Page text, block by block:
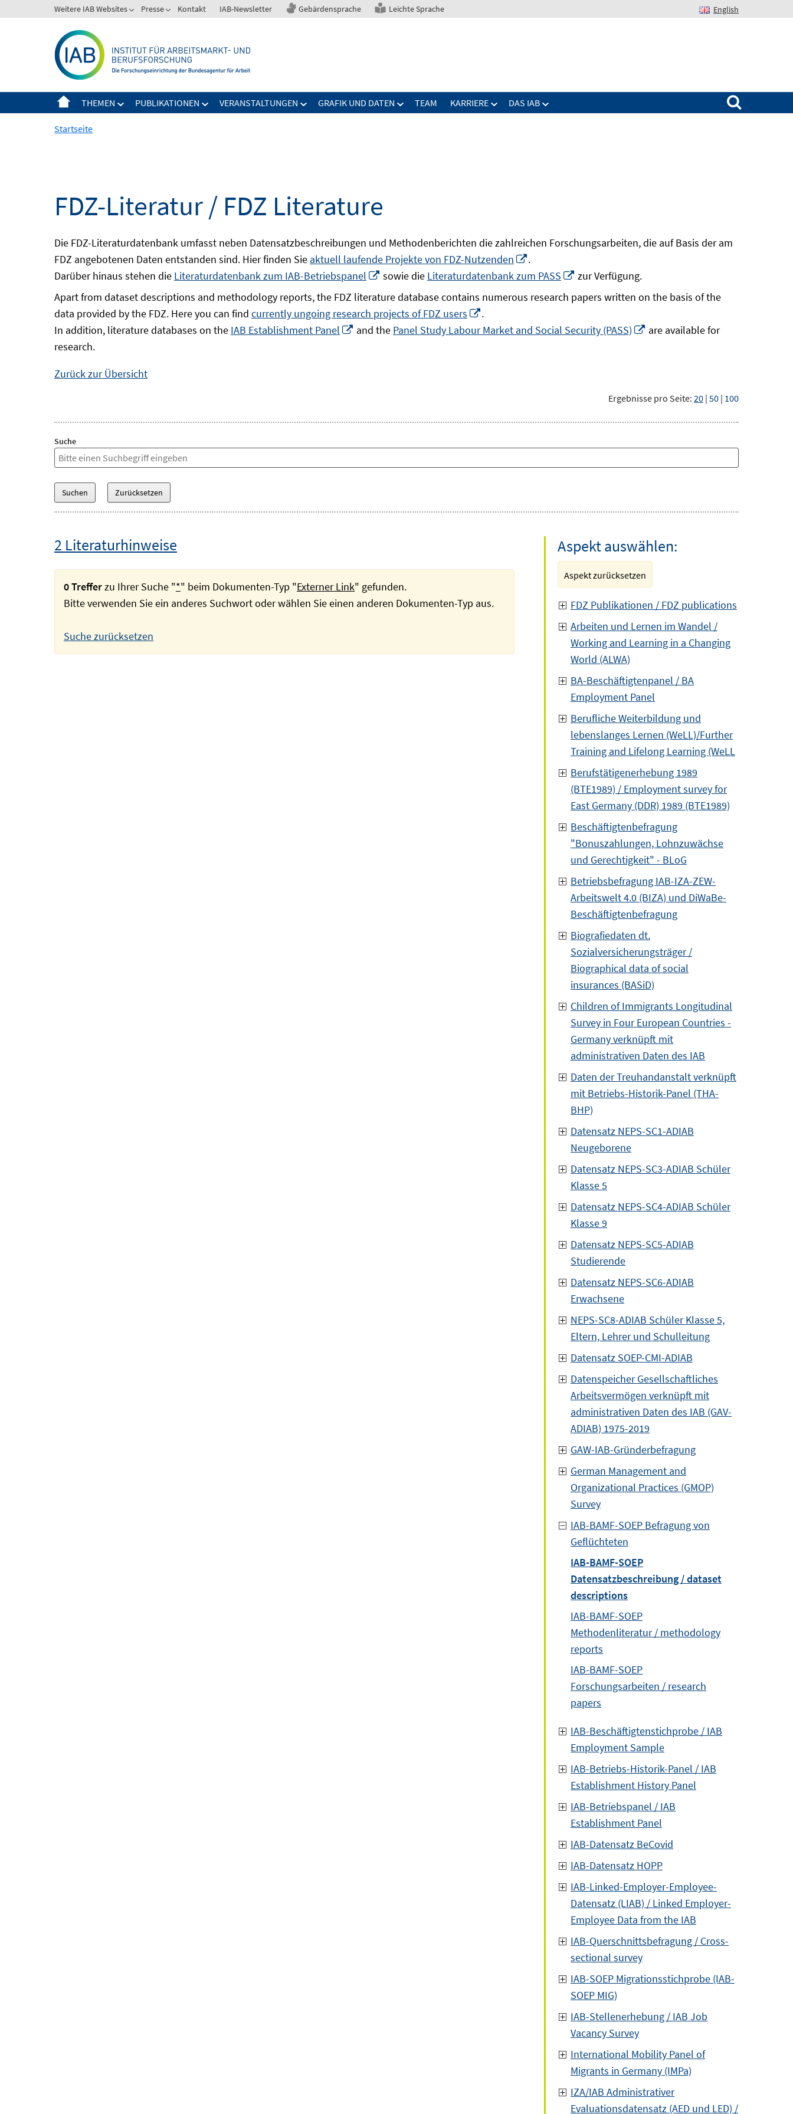
zum
Weitere IAB Websites Presse Kontakt IAB-Newsletter Gebärdensprache Leichte Sprache English
THEMEN PUBLIKATIONEN VERANSTALTUNGEN GRAFIK UND DATEN TEAM KARRIERE DAS IAB
Suchen nach:
Startseite
FDZ-Literatur / FDZ Literature
Die FDZ-Literaturdatenbank umfasst neben Datensatzbeschreibungen und Methodenberichten die zahlreichen Forschungsarbeiten, die auf Basis der am
FDZ angebotenen Daten entstanden sind. Hier finden Sie aktuell laufende Projekte von FDZ-Nutzenden
In
neuem
.
Darüber hinaus stehen die Literaturdatenbank zum IAB-Betriebspanel
In
neuem
Fenster
öffnen
sowie die Literaturdatenbank zum PASS
In
öffnen
zur Verfügung.
Apart from dataset descriptions and methodology reports, the FDZ literature database contains numerous research papers written on the basis of the
data provided by the FDZ. Here you can find currently ungoing research projects of FDZ users
In
neuem
.
In addition, literature databases on the IAB Establishment Panel
In
and the Panel Study Labour Market and Social Security (PASS)
In
are available for
research.
Zurück zur Übersicht
Ergebnisse pro Seite: 20 | 50 | 100
Suche
2 Literaturhinweise
0 Trefferzu Ihrer Suche "*" beim Dokumenten-Typ "Externer Link" gefunden.
Bitte verwenden Sie ein anderes Suchwort oder wählen Sie einen anderen Dokumenten-Typ aus.
Suche zurücksetzen
Aspekt auswählen:
Aspekt zurücksetzen
FDZ Publikationen / FDZ publications
Arbeiten und Lernen im Wandel /
Working and Learning in a Changing
World (ALWA)
BA-Beschäftigtenpanel / BA
Employment Panel
Berufliche Weiterbildung und
lebenslanges Lernen (WeLL)/Further
Training and Lifelong Learning (WeLL
Berufstätigenerhebung 1989
(BTE1989) / Employment survey for
East Germany (DDR) 1989 (BTE1989)
Beschäftigtenbefragung
"Bonuszahlungen, Lohnzuwächse
und Gerechtigkeit" - BLoG
Betriebsbefragung IAB-IZA-ZEW-
Arbeitswelt 4.0 (BIZA) und DiWaBe-
Beschäftigtenbefragung
Biografiedaten dt.
Sozialversicherungsträger /
Biographical data of social
insurances (BASiD)
Children of Immigrants Longitudinal
Survey in Four European Countries -
Germany verknüpft mit
administrativen Daten des IAB
Daten der Treuhandanstalt verknüpft
mit Betriebs-Historik-Panel (THA-
BHP)
Datensatz NEPS-SC1-ADIAB
Neugeborene
Datensatz NEPS-SC3-ADIAB Schüler
Klasse 5
Datensatz NEPS-SC4-ADIAB Schüler
Klasse 9
Datensatz NEPS-SC5-ADIAB
Studierende
Datensatz NEPS-SC6-ADIAB
Erwachsene
NEPS-SC8-ADIAB Schüler Klasse 5,
Eltern, Lehrer und Schulleitung
Datensatz SOEP-CMI-ADIAB
Datenspeicher Gesellschaftliches
Arbeitsvermögen verknüpft mit
administrativen Daten des IAB (GAV-
ADIAB) 1975-2019
GAW-IAB-Gründerbefragung
German Management and
Organizational Practices (GMOP)
Survey
IAB-BAMF-SOEP Befragung von
Geflüchteten
IAB-BAMF-SOEP
Datensatzbeschreibung / dataset
descriptions
IAB-BAMF-SOEP
Methodenliteratur / methodology
reports
IAB-BAMF-SOEP
Forschungsarbeiten / research
papers
IAB-Beschäftigtenstichprobe / IAB
Employment Sample
IAB-Betriebs-Historik-Panel / IAB
Establishment History Panel
IAB-Betriebspanel / IAB
Establishment Panel
IAB-Datensatz BeCovid
IAB-Datensatz HOPP
IAB-Linked-Employer-Employee-
Datensatz (LIAB) / Linked Employer-
Employee Data from the IAB
IAB-Querschnittsbefragung / Cross-
sectional survey
IAB-SOEP Migrationsstichprobe (IAB-
SOEP MIG)
IAB-Stellenerhebung / IAB Job
Vacancy Survey
International Mobility Panel of
Migrants in Germany (IMPa)
IZA/IAB Administrativer
Evaluationsdatensatz (AED und LED) /